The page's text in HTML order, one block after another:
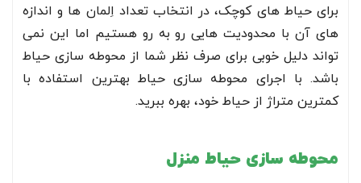
برای حیاط های کوچک، در انتخاب تعداد اِلمان ها و اندازه
های آن با محدودیت هایی رو به رو هستیم اما این نمی
تواند دلیل خوبی برای صرف نظر شما از محوطه سازی حیاط
باشد. با اجرای محوطه سازی حیاط بهترین استفاده با
کمترین متراژ از حیاط خود، بهره ببرید.
محوطه سازی حیاط منزل